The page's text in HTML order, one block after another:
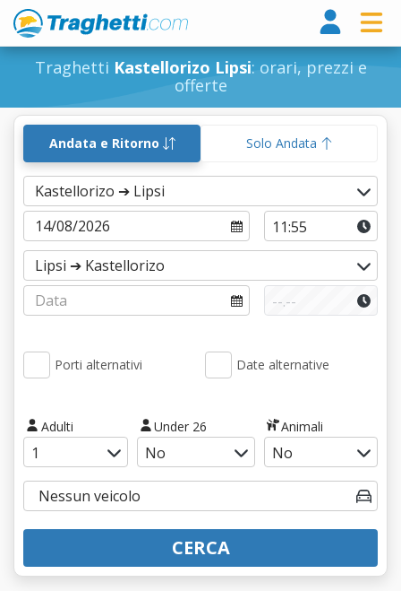
Traghetti Kastellorizo Lipsi: orari, prezzi e
offerte
Andata e Ritorno Solo Andata
Porti alternativi Date alternative
Adulti Under 26 Animali
CERCA